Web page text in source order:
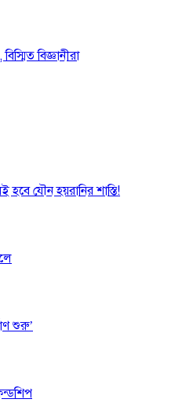
বিজ্ঞানীরা
যৌন হয়রানির শাস্তি!
শুরু’